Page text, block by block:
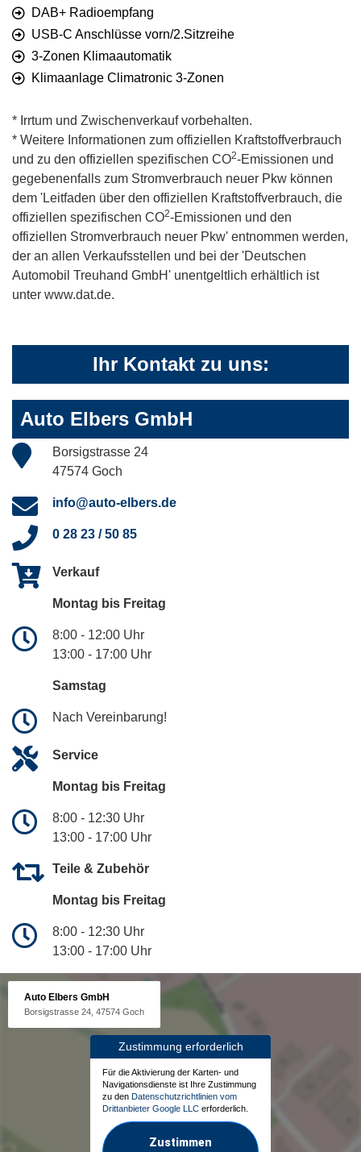
DAB+ Radioempfang
USB-C Anschlüsse vorn/2.Sitzreihe
3-Zonen Klimaautomatik
Klimaanlage Climatronic 3-Zonen
* Irrtum und Zwischenverkauf vorbehalten.
* Weitere Informationen zum offiziellen Kraftstoffverbrauch
und zu den offiziellen spezifischen CO2-Emissionen und
gegebenenfalls zum Stromverbrauch neuer Pkw können
dem 'Leitfaden über den offiziellen Kraftstoffverbrauch, die
offiziellen spezifischen CO2-Emissionen und den
offiziellen Stromverbrauch neuer Pkw' entnommen werden,
der an allen Verkaufsstellen und bei der 'Deutschen
Automobil Treuhand GmbH' unentgeltlich erhältlich ist
unter www.dat.de.
Ihr Kontakt zu uns:
Auto Elbers GmbH
Borsigstrasse 24
47574 Goch
info@auto-elbers.de
0 28 23 / 50 85
Verkauf
Montag bis Freitag
8:00 - 12:00 Uhr
13:00 - 17:00 Uhr
Samstag
Nach Vereinbarung!
Service
Montag bis Freitag
8:00 - 12:30 Uhr
13:00 - 17:00 Uhr
Teile & Zubehör
Montag bis Freitag
8:00 - 12:30 Uhr
13:00 - 17:00 Uhr
Auto Elbers GmbH
Borsigstrasse 24, 47574 Goch
Zustimmung erforderlich
Für die Aktivierung der Karten- und
Navigationsdienste ist Ihre Zustimmung
zu den Datenschutzrichtlinien vom
Drittanbieter Google LLC erforderlich.
Zustimmen